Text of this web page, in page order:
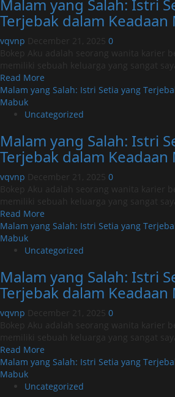
Istri
Setia
yang
Terjebak
dalam
Mabuk
Malam yang Salah: Istri
Terjebak dalam Keadaan
vqvnp December 21, 2025 0
Bokep Aku adalah seorang wanita karier
memiliki sebuah keluarga yang sangat
Read More
more
Malam
Salah:
Istri
Setia
yang
Terjebak
dalam
Mabuk
Malam yang Salah: Istri Setia yang
Mabuk
Uncategorized
Malam yang Salah: Istri
Terjebak dalam Keadaan
vqvnp December 21, 2025 0
Bokep Aku adalah seorang wanita karier
memiliki sebuah keluarga yang sangat
Read More
more
Malam
Salah:
Istri
Setia
yang
Terjebak
dalam
Mabuk
Malam yang Salah: Istri Setia yang
Mabuk
Uncategorized
Malam yang Salah: Istri
Terjebak dalam Keadaan
vqvnp December 21, 2025 0
Bokep Aku adalah seorang wanita karier
memiliki sebuah keluarga yang sangat
Read More
more
Malam
Malam yang Salah: Istri Setia yang
Mabuk
Uncategorized